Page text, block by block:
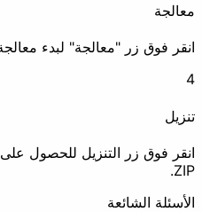
رسوم متحركة
فوق زر "معالجة" لبدء معالجة
فوق زر التنزيل للحصول على
الشائعة